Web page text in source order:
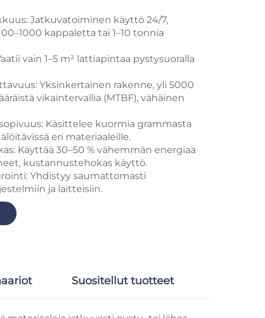
Jatkuvatoiminen käyttö 24/7,
kappaletta tai 1–10 tonnia
vain 1–5 m² lattiapintaa pystysuoralla
Yksinkertainen rakenne, yli 5000
vikaintervallia (MTBF), vähäinen
Käsittelee kuormia grammasta
eri materiaaleille.
Käyttää 30–50 % vähemmän energiaa
kustannustehokas käyttö.
Yhdistyy saumattomasti
ja laitteisiin.
Suositellut tuotteet